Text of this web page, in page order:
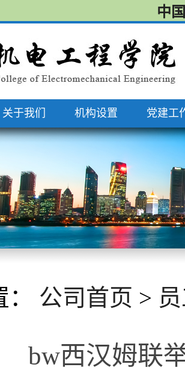
中
关于我们 机构设置 党建工
公司首页 >
bw西汉姆联